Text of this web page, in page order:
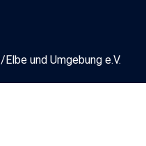
und Umgebung e.V.